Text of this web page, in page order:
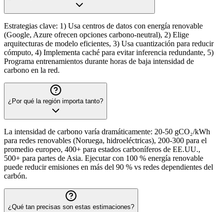
Estrategias clave: 1) Usa centros de datos con energía renovable
(Google, Azure ofrecen opciones carbono-neutral), 2) Elige
arquitecturas de modelo eficientes, 3) Usa cuantización para reducir
cómputo, 4) Implementa caché para evitar inferencia redundante, 5)
Programa entrenamientos durante horas de baja intensidad de
carbono en la red.
¿Por qué la región importa tanto?
La intensidad de carbono varía dramáticamente: 20-50 gCO₂/kWh
para redes renovables (Noruega, hidroeléctricas), 200-300 para el
promedio europeo, 400+ para estados carboníferos de EE.UU.,
500+ para partes de Asia. Ejecutar con 100 % energía renovable
puede reducir emisiones en más del 90 % vs redes dependientes del
carbón.
¿Qué tan precisas son estas estimaciones?